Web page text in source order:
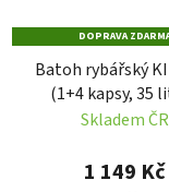
DOPRAVA
Batoh rybářský
(1+4 kapsy, 35
barva černo-
Skladem ČR
1 149 Kč